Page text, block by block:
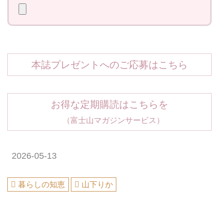
本誌プレゼントへのご応募はこちら
お得な定期購読はこちらを
（富士山マガジンサービス）
2026-05-13
暮らしの知恵 山下りか